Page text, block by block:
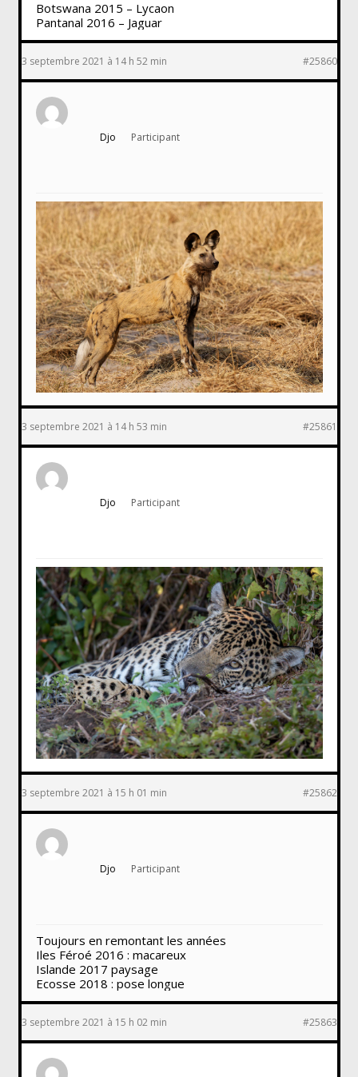
Botswana 2015 – Lycaon
Pantanal 2016 – Jaguar
3 septembre 2021 à 14 h 52 min #25860
Djo Participant
3 septembre 2021 à 14 h 53 min #25861
Djo Participant
3 septembre 2021 à 15 h 01 min #25862
Djo Participant
Toujours en remontant les années
Iles Féroé 2016 : macareux
Islande 2017 paysage
Ecosse 2018 : pose longue
3 septembre 2021 à 15 h 02 min #25863